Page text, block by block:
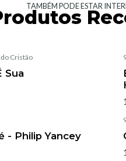
TAMBÉM PODE ESTAR
Cristão
Sua
- Philip Yancey